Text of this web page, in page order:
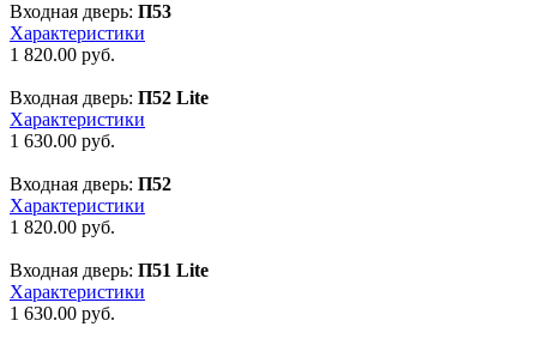
Входная дверь: П53
Характеристики
1 820.00 руб.
Входная дверь: П52 Lite
Характеристики
1 630.00 руб.
Входная дверь: П52
Характеристики
1 820.00 руб.
Входная дверь: П51 Lite
Характеристики
1 630.00 руб.